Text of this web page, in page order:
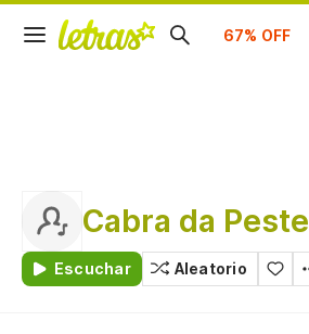
Suscríbete
Cabra da Peste
Escuchar Aleatorio